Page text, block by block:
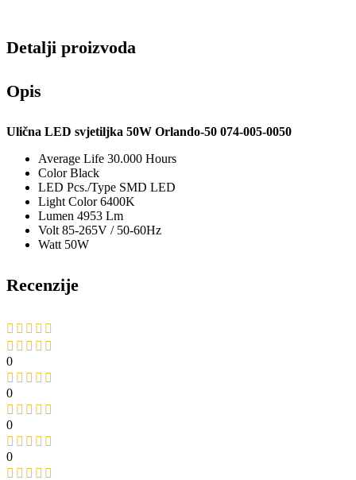
Detalji proizvoda
Opis
Ulična LED svjetiljka 50W Orlando-50 074-005-0050
Average Life 30.000 Hours
Color Black
LED Pcs./Type SMD LED
Light Color 6400K
Lumen 4953 Lm
Volt 85-265V / 50-60Hz
Watt 50W
Recenzije
0
0
0
0